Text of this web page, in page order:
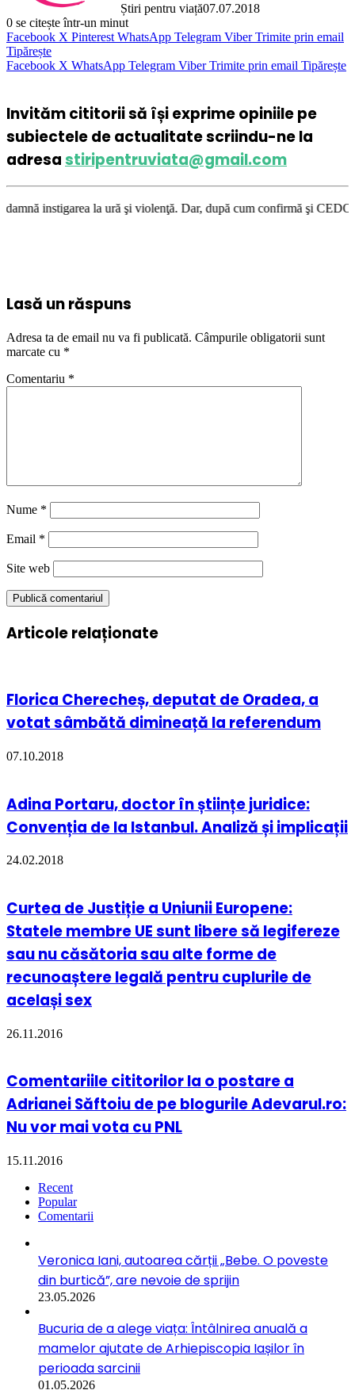
Știri pentru viață07.07.2018
0 se citește într-un minut
Facebook X Pinterest WhatsApp Telegram Viber Trimite prin email
Tipărește
Facebook X WhatsApp Telegram Viber Trimite prin email Tipărește
Invităm cititorii să își exprime opiniile pe
subiectele de actualitate scriindu-ne la
adresastiripentruviata@gmail.com
la ură şi violenţă. Dar, după cum confirmă şi CEDO în cazul
Lasă un răspuns
Adresa ta de email nu va fi publicată. Câmpurile obligatorii sunt
marcate cu *
Comentariu *
Nume *
Email *
Site web
Articole relaționate
Florica Cherecheș, deputat de Oradea, a
votat sâmbătă dimineață la referendum
07.10.2018
Adina Portaru, doctor în științe juridice:
Convenția de la Istanbul. Analiză și implicații
24.02.2018
Curtea de Justiție a Uniunii Europene:
Statele membre UE sunt libere să legifereze
sau nu căsătoria sau alte forme de
recunoaștere legală pentru cuplurile de
același sex
26.11.2016
Comentariile cititorilor la o postare a
Adrianei Săftoiu de pe blogurile Adevarul.ro:
Nu vor mai vota cu PNL
15.11.2016
Recent
Popular
Comentarii
Veronica Iani, autoarea cărții „Bebe. O poveste
din burtică”, are nevoie de sprijin
23.05.2026
Bucuria de a alege viața: Întâlnirea anuală a
mamelor ajutate de Arhiepiscopia Iașilor în
perioada sarcinii
01.05.2026